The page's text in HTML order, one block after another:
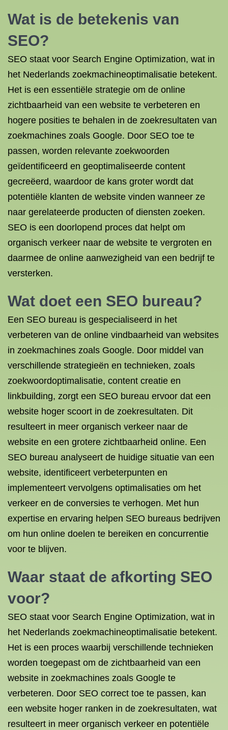
Wat is de betekenis van
SEO?
SEO staat voor Search Engine Optimization, wat in
het Nederlands zoekmachineoptimalisatie betekent.
Het is een essentiële strategie om de online
zichtbaarheid van een website te verbeteren en
hogere posities te behalen in de zoekresultaten van
zoekmachines zoals Google. Door SEO toe te
passen, worden relevante zoekwoorden
geïdentificeerd en geoptimaliseerde content
gecreëerd, waardoor de kans groter wordt dat
potentiële klanten de website vinden wanneer ze
naar gerelateerde producten of diensten zoeken.
SEO is een doorlopend proces dat helpt om
organisch verkeer naar de website te vergroten en
daarmee de online aanwezigheid van een bedrijf te
versterken.
Wat doet een SEO bureau?
Een SEO bureau is gespecialiseerd in het
verbeteren van de online vindbaarheid van websites
in zoekmachines zoals Google. Door middel van
verschillende strategieën en technieken, zoals
zoekwoordoptimalisatie, content creatie en
linkbuilding, zorgt een SEO bureau ervoor dat een
website hoger scoort in de zoekresultaten. Dit
resulteert in meer organisch verkeer naar de
website en een grotere zichtbaarheid online. Een
SEO bureau analyseert de huidige situatie van een
website, identificeert verbeterpunten en
implementeert vervolgens optimalisaties om het
verkeer en de conversies te verhogen. Met hun
expertise en ervaring helpen SEO bureaus bedrijven
om hun online doelen te bereiken en concurrentie
voor te blijven.
Waar staat de afkorting SEO
voor?
SEO staat voor Search Engine Optimization, wat in
het Nederlands zoekmachineoptimalisatie betekent.
Het is een proces waarbij verschillende technieken
worden toegepast om de zichtbaarheid van een
website in zoekmachines zoals Google te
verbeteren. Door SEO correct toe te passen, kan
een website hoger ranken in de zoekresultaten, wat
resulteert in meer organisch verkeer en potentiële